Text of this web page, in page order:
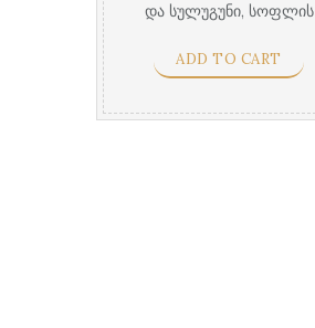
და სულუგუნი, სოფლის
ADD TO CART